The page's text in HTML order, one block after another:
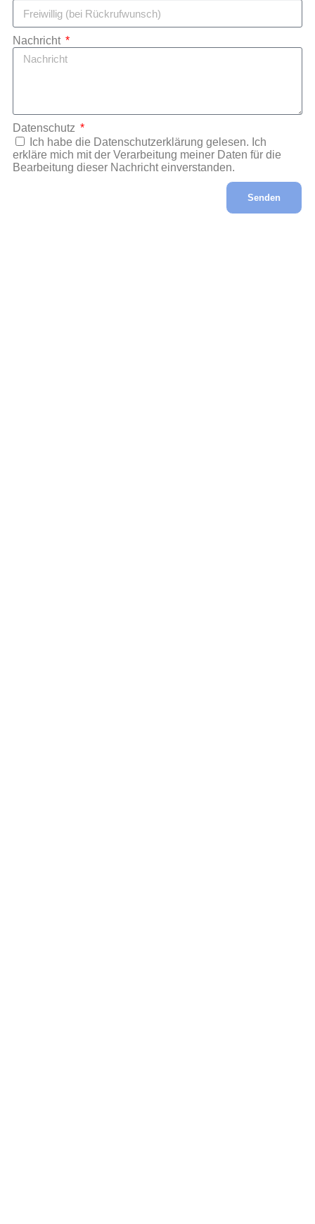
Nachricht
Datenschutz
Ich habe die Datenschutzerklärung gelesen. Ich
erkläre mich mit der Verarbeitung meiner Daten für die
Bearbeitung dieser Nachricht einverstanden.
Senden